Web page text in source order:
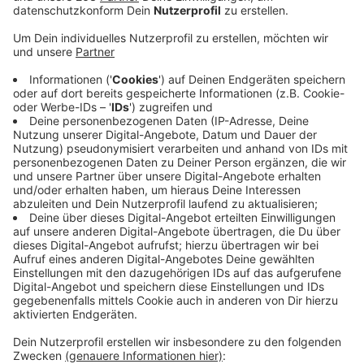
Ein Ort der Begegnung, über die Gottesdienste hinaus.
Die evangelische Kirche Oberholzklau aus dem 13.
Jahrhundert ist eine der ältesten im Siegerland und
prägt das Ortsbild. Ab Mitte Mai will man sie mit
neuem Inventar ausstatten, die Heizung erneuern und
ein WC und eine Küche einbauen. 268.000 Euro soll das
Ganze kosten. Einen Teil der Summe will die Gemeinde
mit Spenden reinholen. Mit Tischen in der Vorhalle und
Stühlen statt Bänken im Hauptschiff wollen die
Veranwortlichen auch außerhalb des Gottesdienstes
einen Treff für Jung und Alt schaffen. So soll die
Kirche über die eigentliche Nutzung hinaus auch als
Haus der Kultur und der Begegnung dienen. Konzerte
und Ausstellungen sind geplant. Im Oktober sollen die
Bauarbeiten abgeschlossen sein.
Anzeige